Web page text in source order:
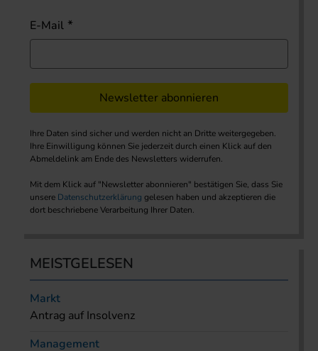
E-Mail
Newsletter abonnieren
Ihre Daten sind sicher und werden nicht an Dritte weitergegeben.
Ihre Einwilligung können Sie jederzeit durch einen Klick auf den
Abmeldelink am Ende des Newsletters widerrufen.
Mit dem Klick auf "Newsletter abonnieren" bestätigen Sie, dass Sie
unsere Datenschutzerklärung gelesen haben und akzeptieren die
dort beschriebene Verarbeitung Ihrer Daten.
MEISTGELESEN
Markt
Antrag auf Insolvenz
Management